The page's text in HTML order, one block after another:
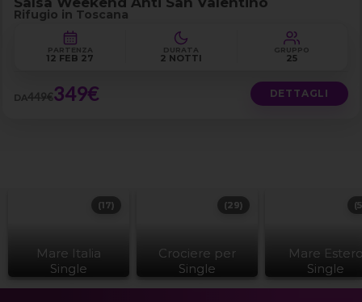
Rifugio in Toscana
PARTENZA
12 FEB 27
DURATA
2 NOTTI
GRUPPO
25
DA449€349€ DETTAGLI
Mare Italia
Single
(17)
Crociere per
Single
(29)
Mare
Single